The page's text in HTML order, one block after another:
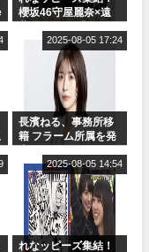
櫻坂46守屋麗奈×遠
ット！」水曜スタジ
オ出演決定
長濱ねる、事務所移
籍 フラーム所属を発
2025-08-05 17:24
れなッピーズ集結！
2025-08-05 14:54